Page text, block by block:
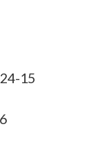
15